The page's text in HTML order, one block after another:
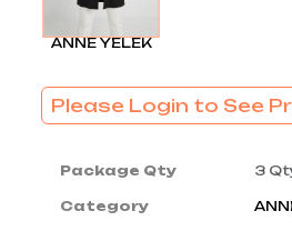
ANNE YELEK
Please Login to See
Package Qty 3
Category